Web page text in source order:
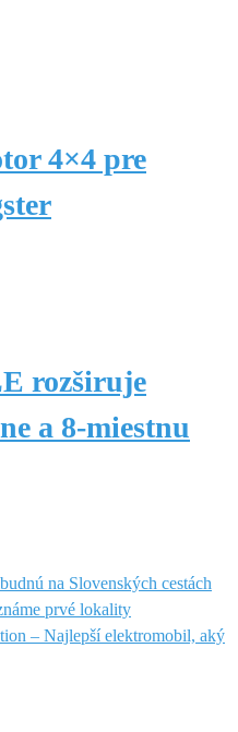
4×4 pre
rozširuje
a 8-miestnu
na Slovenských cestách
prvé lokality
– Najlepší elektromobil, aký